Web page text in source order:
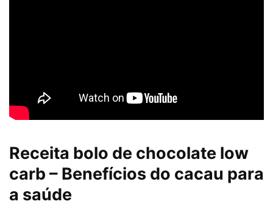
Receita bolo de chocolate low
carb – Benefícios do cacau para
a saúde